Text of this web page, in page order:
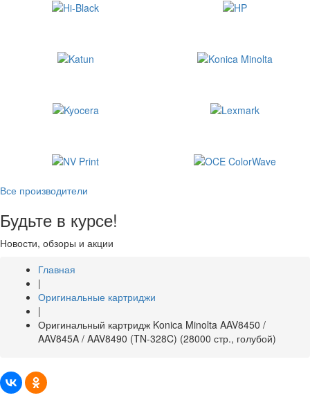
Все производители
Будьте в курсе!
Новости, обзоры и акции
Главная
|
Оригинальные картриджи
|
Оригинальный картридж Konica Minolta AAV8450 /
AAV845A / AAV8490 (TN-328C) (28000 стр., голубой)